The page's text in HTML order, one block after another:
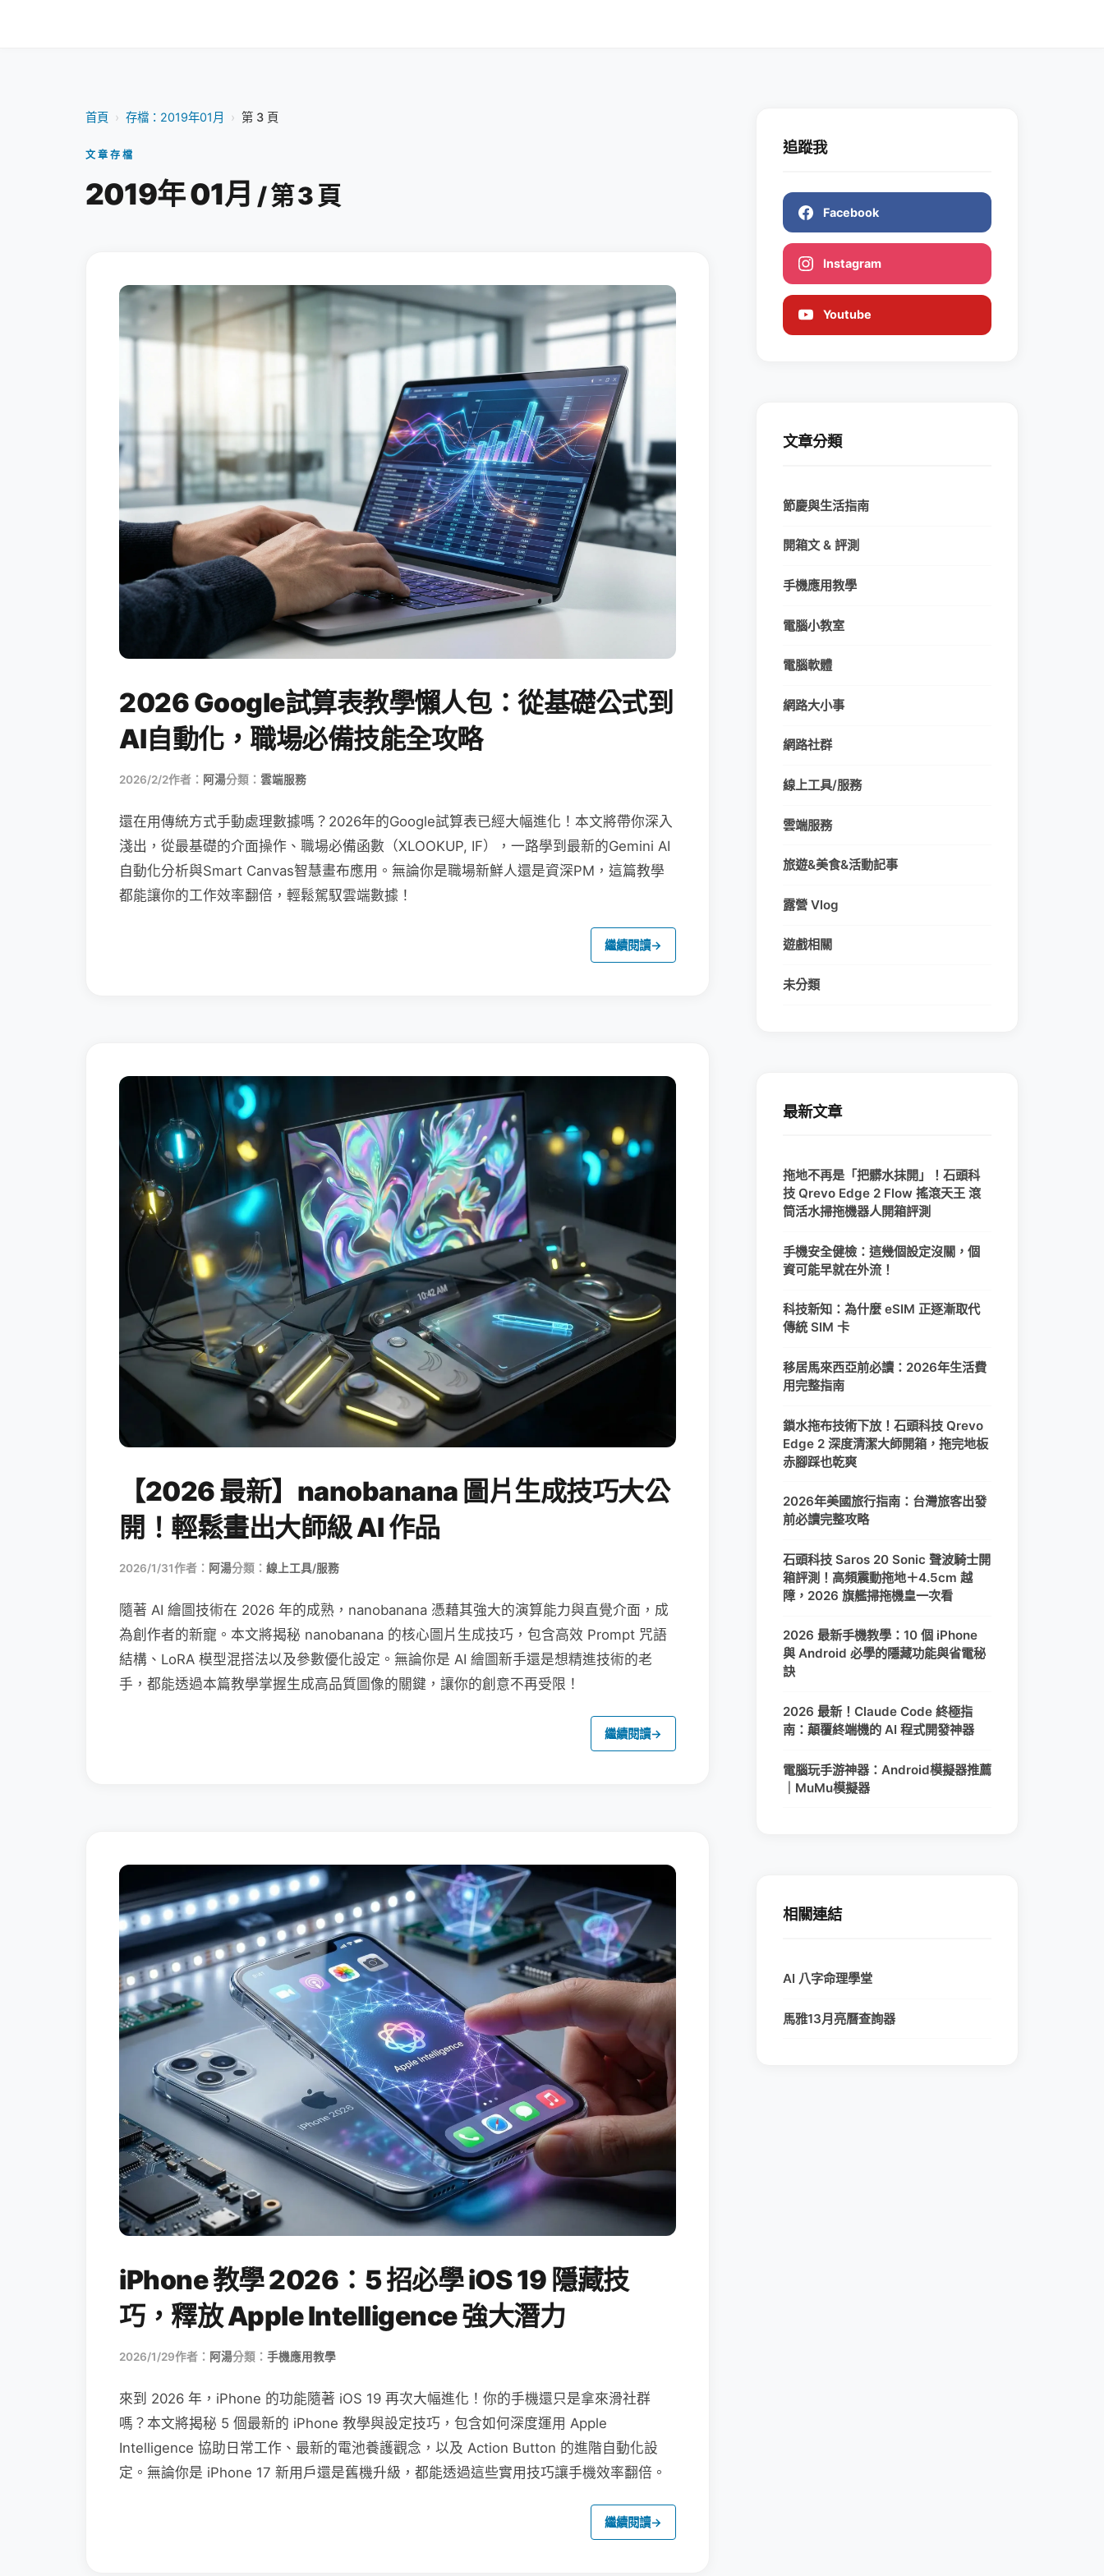
首頁 › 存檔：2019年01月 › 第 3 頁
文章存檔
2019年 01月 / 第 3 頁
2026 Google試算表教學懶人包：從基礎公式到
AI自動化，職場必備技能全攻略
2026/2/2作者： 阿湯分類： 雲端服務
還在用傳統方式手動處理數據嗎？2026年的Google試算表已經大幅進化！本文將帶你深入
淺出，從最基礎的介面操作、職場必備函數（XLOOKUP, IF），一路學到最新的Gemini AI
自動化分析與Smart Canvas智慧畫布應用。無論你是職場新鮮人還是資深PM，這篇教學
都能讓你的工作效率翻倍，輕鬆駕馭雲端數據！
繼續閱讀→
【2026 最新】nanobanana 圖片生成技巧大公
開！輕鬆畫出大師級 AI 作品
2026/1/31作者： 阿湯分類： 線上工具/服務
隨著 AI 繪圖技術在 2026 年的成熟，nanobanana 憑藉其強大的演算能力與直覺介面，成
為創作者的新寵。本文將揭秘 nanobanana 的核心圖片生成技巧，包含高效 Prompt 咒語
結構、LoRA 模型混搭法以及參數優化設定。無論你是 AI 繪圖新手還是想精進技術的老
手，都能透過本篇教學掌握生成高品質圖像的關鍵，讓你的創意不再受限！
繼續閱讀→
iPhone 教學 2026：5 招必學 iOS 19 隱藏技
巧，釋放 Apple Intelligence 強大潛力
2026/1/29作者： 阿湯分類： 手機應用教學
來到 2026 年，iPhone 的功能隨著 iOS 19 再次大幅進化！你的手機還只是拿來滑社群
嗎？本文將揭秘 5 個最新的 iPhone 教學與設定技巧，包含如何深度運用 Apple
Intelligence 協助日常工作、最新的電池養護觀念，以及 Action Button 的進階自動化設
定。無論你是 iPhone 17 新用戶還是舊機升級，都能透過這些實用技巧讓手機效率翻倍。
繼續閱讀→
追蹤我
Facebook
Instagram
Youtube
文章分類
節慶與生活指南
開箱文 & 評測
手機應用教學
電腦小教室
電腦軟體
網路大小事
網路社群
線上工具/服務
雲端服務
旅遊&美食&活動記事
露營 Vlog
遊戲相關
未分類
最新文章
拖地不再是「把髒水抹開」！石頭科
技 Qrevo Edge 2 Flow 搖滾天王 滾
筒活水掃拖機器人開箱評測
手機安全健檢：這幾個設定沒關，個
資可能早就在外流！
科技新知：為什麼 eSIM 正逐漸取代
傳統 SIM 卡
移居馬來西亞前必讀：2026年生活費
用完整指南
鎖水拖布技術下放！石頭科技 Qrevo
Edge 2 深度清潔大師開箱，拖完地板
赤腳踩也乾爽
2026年美國旅行指南：台灣旅客出發
前必讀完整攻略
石頭科技 Saros 20 Sonic 聲波騎士開
箱評測！高頻震動拖地＋4.5cm 越
障，2026 旗艦掃拖機皇一次看
2026 最新手機教學：10 個 iPhone
與 Android 必學的隱藏功能與省電秘
訣
2026 最新！Claude Code 終極指
南：顛覆終端機的 AI 程式開發神器
電腦玩手游神器：Android模擬器推薦
｜MuMu模擬器
相關連結
AI 八字命理學堂
馬雅13月亮曆查詢器